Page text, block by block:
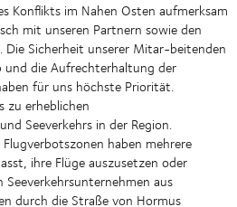
Konflikts im Nahen Osten aufmerksam
mit unseren Partnern sowie den
Die Sicherheit unserer Mitar-beitenden
und die Aufrechterhaltung der
für uns höchste Priorität.
zu erheblichen
Seeverkehrs in der Region.
haben mehrere
ihre Flüge auszusetzen oder
aus
durch die Straße von Hormus